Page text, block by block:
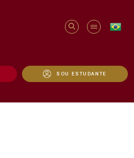
SOU ESTUDANTE